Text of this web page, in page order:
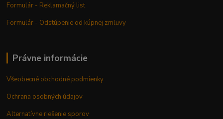
Formulár - Reklamačný list
Formulár - Odstúpenie od kúpnej zmluvy
Právne informácie
Všeobecné obchodné podmienky
Ochrana osobných údajov
Alternatívne riešenie sporov